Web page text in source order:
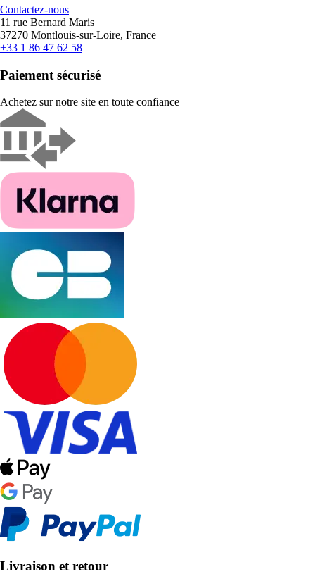
Contactez-nous
11 rue Bernard Maris
37270 Montlouis-sur-Loire, France
+33 1 86 47 62 58
Paiement sécurisé
Achetez sur notre site en toute confiance
Livraison et retour